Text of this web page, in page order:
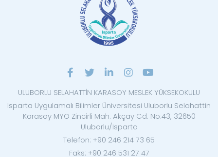
ULUBORLU SELAHATTİN KARASOY MESLEK YÜKSEKOKULU
Isparta Uygulamalı Bilimler Üniversitesi Uluborlu Selahattin
Karasoy MYO Zincirli Mah. Akçay Cd. No:43, 32650
Uluborlu/Isparta
Telefon: +90 246 214 73 65
Faks: +90 246 531 27 47